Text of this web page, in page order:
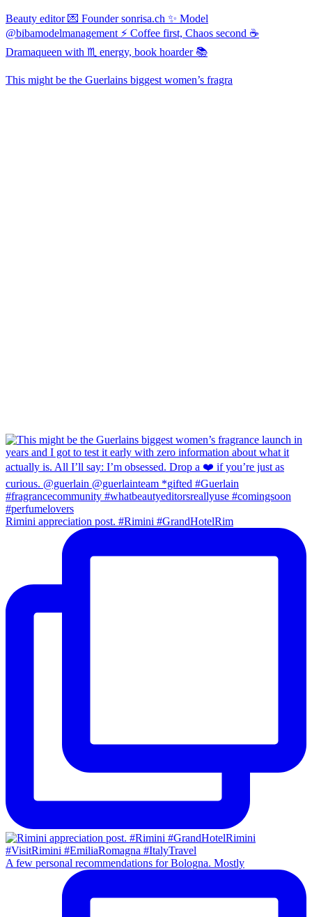
Beauty editor 💌 Founder sonrisa.ch ✨ Model
@bibamodelmanagement ⚡ Coffee first, Chaos second ☕
Dramaqueen with ♏ energy, book hoarder 📚
This might be the Guerlains biggest women’s fragra
Rimini appreciation post. #Rimini #GrandHotelRim
A few personal recommendations for Bologna. Mostly